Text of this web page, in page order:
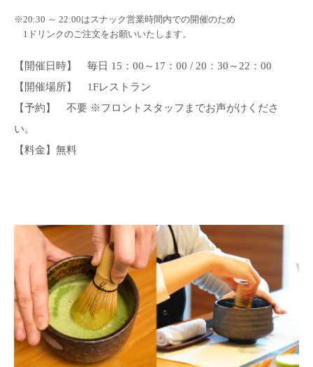
※20:30 ～ 22:00はスナック営業時間内での開催のため
1ドリンクのご注文をお願いいたします。
【開催日時】 毎日 15：00～17：00 / 20：30～22：00
【開催場所】 1Fレストラン
【予約】 不要 ※フロントスタッフまでお声がけくださ
い。
【料金】無料